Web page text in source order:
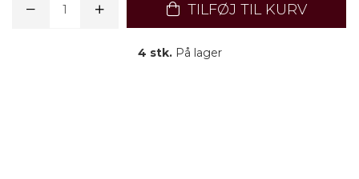
TILFØJ TIL KURV
4 stk.På lager